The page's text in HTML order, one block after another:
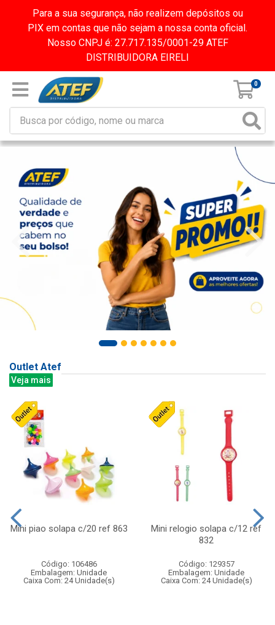
Para a sua segurança, não realizem depósitos ou
PIX em contas que não sejam a nossa conta oficial.
Nosso CNPJ é: 27.717.135/0001-29 ATEF
DISTRIBUIDORA EIRELI
0
Outlet Atef
Veja mais
Mini piao solapa c/20 ref 863
Código: 106486
Embalagem: Unidade
Caixa Com: 24 Unidade(s)
Mini relogio solapa c/12 ref
832
Código: 129357
Embalagem: Unidade
Caixa Com: 24 Unidade(s)